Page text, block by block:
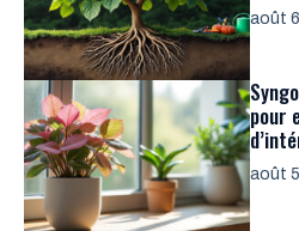
août
pour
août